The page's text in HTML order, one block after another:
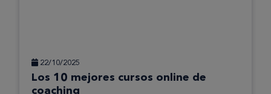
22/10/2025
Los 10 mejores cursos online de
coaching